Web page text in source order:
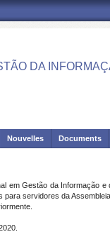
DA
Nouvelles Documents
Gestão da Informação
servidores da